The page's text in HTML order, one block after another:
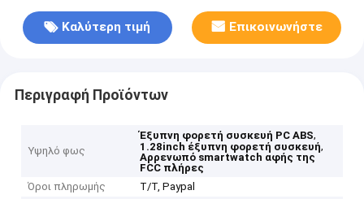
Καλύτερη τιμή Επικοινωνήστε
Περιγραφή Προϊόντων
Υψηλό φως
Έξυπνη φορετή συσκευή PC ABS,
1.28inch έξυπνη φορετή συσκευή,
Αρρενωπό smartwatch αφής της
FCC πλήρες
Όροι πληρωμής
T/T, Paypal